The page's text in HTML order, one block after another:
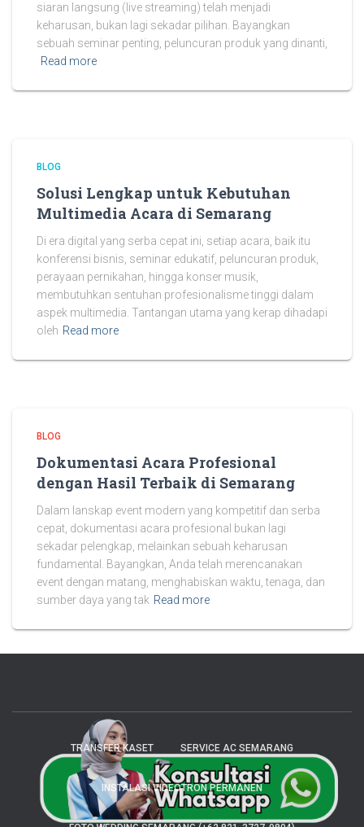
siaran langsung (live streaming) telah menjadi
keharusan, bukan lagi sekadar pilihan. Bayangkan
sebuah seminar penting, peluncuran produk yang dinanti,
Read more
BLOG
Solusi Lengkap untuk Kebutuhan
Multimedia Acara di Semarang
Di era digital yang serba cepat ini, setiap acara, baik itu
konferensi bisnis, seminar edukatif, peluncuran produk,
perayaan pernikahan, hingga konser musik,
membutuhkan sentuhan profesionalisme tinggi dalam
aspek multimedia. Tantangan utama yang kerap dihadapi
oleh Read more
BLOG
Dokumentasi Acara Profesional
dengan Hasil Terbaik di Semarang
Dalam lanskap event modern yang kompetitif dan serba
cepat, dokumentasi acara profesional bukan lagi
sekadar pelengkap, melainkan sebuah keharusan
fundamental. Bayangkan, Anda telah merencanakan
event dengan matang, menghabiskan waktu, tenaga, dan
sumber daya yang tak Read more
TRANSFER KASET SERVICE AC SEMARANG
INSTALASI VIDEOTRON PERMANEN